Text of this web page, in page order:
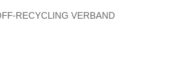
RECYCLING VERBAND